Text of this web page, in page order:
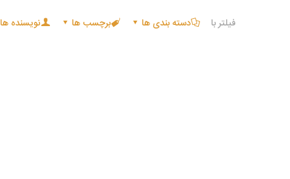
فیلتر با دسته بندی ها برچسب ها نویسنده ها